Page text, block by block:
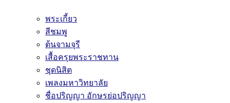
พระเกี้ยว
สีชมพู
ต้นจามจุรี
เสื้อครุยพระราชทาน
ชุดนิสิต
เพลงมหาวิทยาลัย
ชื่อปริญญา อักษรย่อปริญญา